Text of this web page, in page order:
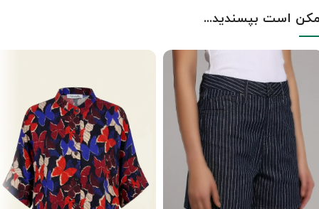
است بپسندید...